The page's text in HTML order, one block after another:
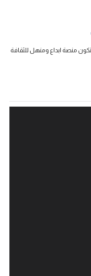
منصة ابداع ومنهل للثقافة